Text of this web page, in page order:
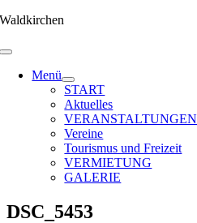
Zum
springen
Waldkirchen
Menü
START
Aktuelles
VERANSTALTUNGEN
Vereine
Tourismus und Freizeit
VERMIETUNG
GALERIE
DSC_5453